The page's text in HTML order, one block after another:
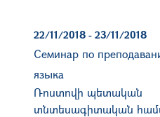
22/11/2018 - 23/11/2018
Семинар по
языка
Ռոստովի պետական ​​
տնտեսագիտական